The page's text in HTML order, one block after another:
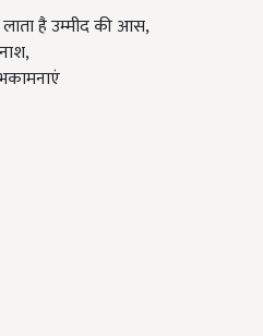
लाता है उम्मीद की आस,